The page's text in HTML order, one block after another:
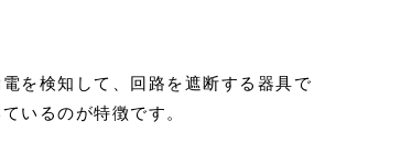
を検知して、回路を遮断する器具で
いるのが特徴です。